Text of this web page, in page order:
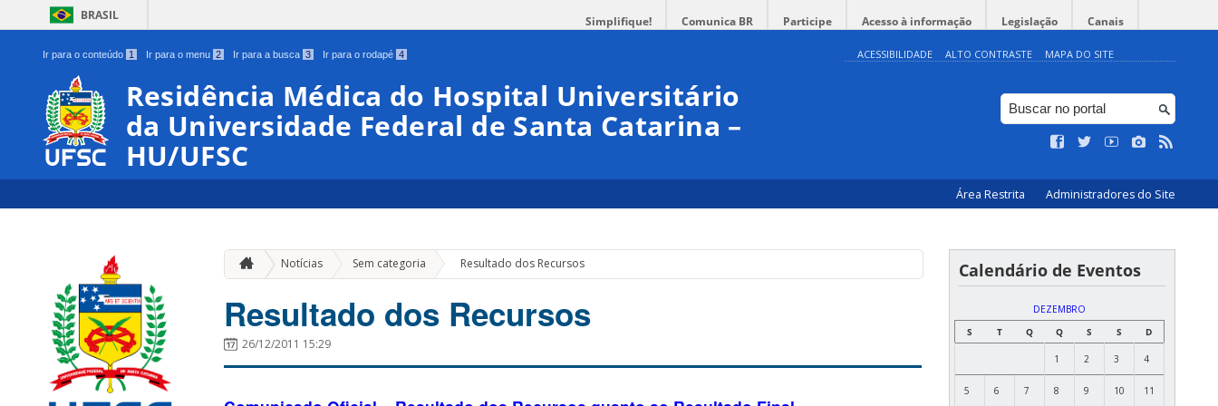
BRASIL Simplifique! Comunica BR Participe Acesso à informação Legislação Canais
Ir para o conteúdo 1 Ir para o menu 2 Ir para a busca 3 Ir para o rodapé 4 ACESSIBILIDADE ALTO CONTRASTE MAPA DO SITE
Residência Médica do Hospital Universitário
da Universidade Federal de Santa Catarina –
HU/UFSC
Área Restrita Administradores do Site
Notícias Sem categoria » Resultado dos Recursos
Resultado dos Recursos
26/12/2011 15:29
Calendário de Eventos
DEZEMBRO
S
T Q Q S S D
1 2 3 4
5 6 7 8 9 10 11